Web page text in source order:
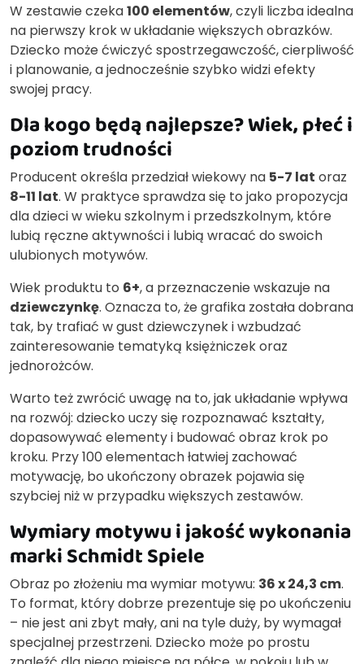
W zestawie czeka100 elementów, czyli liczba idealna
na pierwszy krok w układanie większych obrazków.
Dziecko może ćwiczyć spostrzegawczość, cierpliwość
i planowanie, a jednocześnie szybko widzi efekty
swojej pracy.
Dla kogo będą najlepsze? Wiek, płeć i
poziom trudności
Producent określa przedział wiekowy na 5-7 lat oraz
8-11 lat. W praktyce sprawdza się to jako propozycja
dla dzieci w wieku szkolnym i przedszkolnym, które
lubią ręczne aktywności i lubią wracać do swoich
ulubionych motywów.
Wiek produktu to 6+, a przeznaczenie wskazuje na
dziewczynkę. Oznacza to, że grafika została dobrana
tak, by trafiać w gust dziewczynek i wzbudzać
zainteresowanie tematyką księżniczek oraz
jednorożców.
Warto też zwrócić uwagę na to, jak układanie wpływa
na rozwój: dziecko uczy się rozpoznawać kształty,
dopasowywać elementy i budować obraz krok po
kroku. Przy 100 elementach łatwiej zachować
motywację, bo ukończony obrazek pojawia się
szybciej niż w przypadku większych zestawów.
Wymiary motywu i jakość wykonania
marki Schmidt Spiele
Obraz po złożeniu ma wymiar motywu: 36 x 24,3 cm.
To format, który dobrze prezentuje się po ukończeniu
– nie jest ani zbyt mały, ani na tyle duży, by wymagał
specjalnej przestrzeni. Dziecko może po prostu